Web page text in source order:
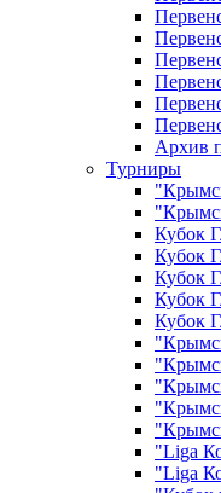
Архив
Турниры
Кубок
Кубок
Кубок
Кубок
Кубок
"Liga
"Liga